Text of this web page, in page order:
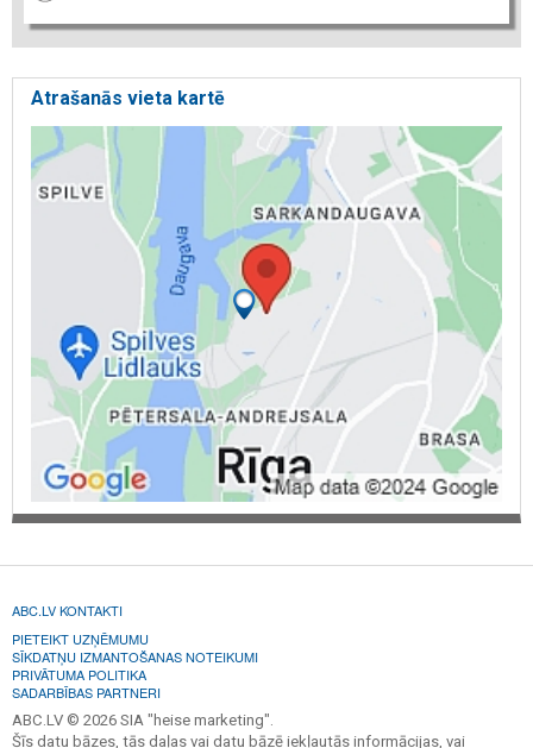
Atrašanās vieta kartē
ABC.LV KONTAKTI
PIETEIKT UZŅĒMUMU
SĪKDATŅU IZMANTOŠANAS NOTEIKUMI
PRIVĀTUMA POLITIKA
SADARBĪBAS PARTNERI
ABC.LV © 2026 SIA "heise marketing".
Šīs datu bāzes, tās daļas vai datu bāzē iekļautās informācijas, vai